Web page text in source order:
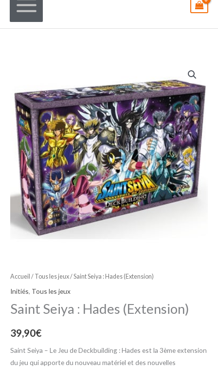
Accueil / Tous les jeux/ Saint Seiya : Hades (Extension)
Initiés, Tous les jeux
Saint Seiya : Hades (Extension)
39,90€
Saint Seiya – Le Jeu de Deckbuilding : Hades est la 3ème extension
du jeu qui apporte du nouveau matériel et des nouvelles